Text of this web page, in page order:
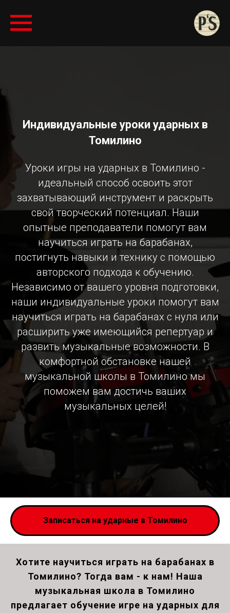
Индивидуальные уроки ударных в
Томилино
Уроки игры на ударных в Томилино -
идеальный способ освоить этот
захватывающий инструмент и раскрыть
свой творческий потенциал. Наши
опытные преподаватели помогут вам
научиться играть на барабанах,
постигнуть навыки и технику с помощью
авторского подхода к обучению.
Независимо от вашего уровня подготовки,
наши индивидуальные уроки помогут вам
научиться играть на барабанах с нуля или
расширить уже имеющийся репертуар и
развить музыкальные возможности. В
комфортной обстановке нашей
музыкальной школы в Томилино мы
поможем вам достичь ваших
музыкальных целей!
Записаться на ударные в Томилино
Хотите научиться играть на барабанах в
Томилино? Тогда вам - к нам! Наша
музыкальная школа в Томилино
предлагает обучение игре на ударных для